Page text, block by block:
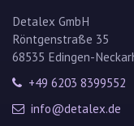
Detalex GmbH
Röntgenstraße 35
68535 Edingen-
+49 6203 8399552
info@detalex.de